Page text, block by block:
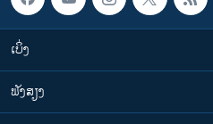
ເບິ່ງ
ຟັງສຽງ